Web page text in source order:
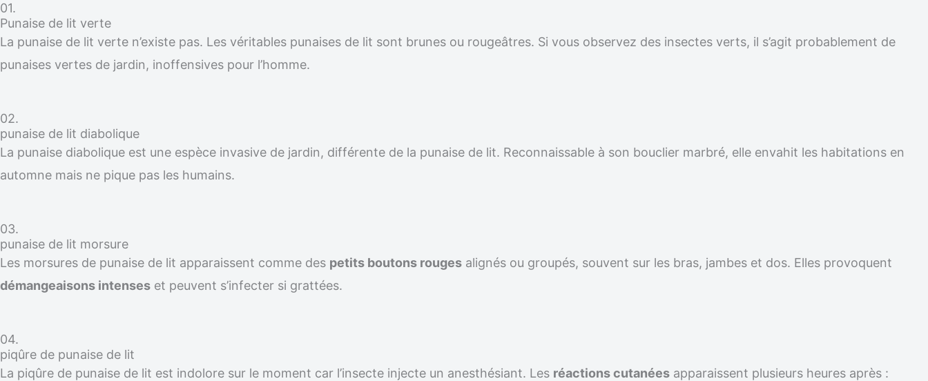
01.
Punaise de lit verte
La punaise de lit verte n’existe pas. Les véritables punaises de lit sont brunes ou rougeâtres. Si vous observez des insectes verts, il s’agit probablement de
punaises vertes de jardin, inoffensives pour l’homme.
02.
punaise de lit diabolique
La punaise diabolique est une espèce invasive de jardin, différente de la punaise de lit. Reconnaissable à son bouclier marbré, elle envahit les habitations en
automne mais ne pique pas les humains.
03.
punaise de lit morsure
Les morsures de punaise de lit apparaissent comme des petits boutons rouges alignés ou groupés, souvent sur les bras, jambes et dos. Elles provoquent
démangeaisons intenses et peuvent s’infecter si grattées.
04.
piqûre de punaise de lit
La piqûre de punaise de lit est indolore sur le moment car l’insecte injecte un anesthésiant. Les réactions cutanées apparaissent plusieurs heures après :